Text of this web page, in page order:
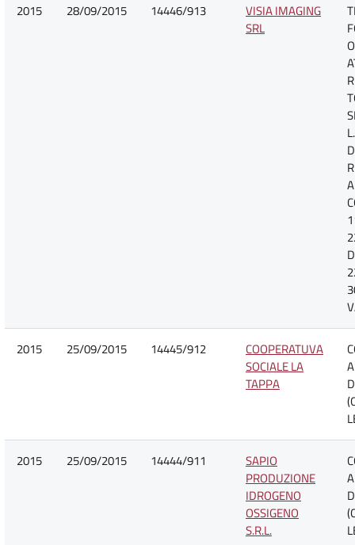
2015 28/09/2015 14446/913
VISIA IMAGING
SRL
2015 25/09/2015 14445/912
COOPERATUVA
SOCIALE LA
TAPPA
2015 25/09/2015 14444/911
SAPIO
PRODUZIONE
IDROGENO
OSSIGENO
S.R.L.